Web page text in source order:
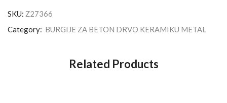
SKU: Z27366
Category: BURGIJE ZA BETON DRVO KERAMIKU METAL
Related Products